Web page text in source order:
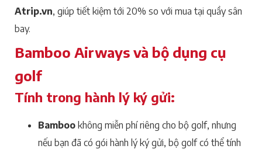
Atrip.vn, giúp tiết kiệm tới 20% so với mua tại quầy sân
bay.
Bamboo Airways và bộ dụng cụ
golf
Tính trong hành lý ký gửi:
Bamboo không miễn phí riêng cho bộ golf, nhưng
nếu bạn đã có gói hành lý ký gửi, bộ golf có thể tính